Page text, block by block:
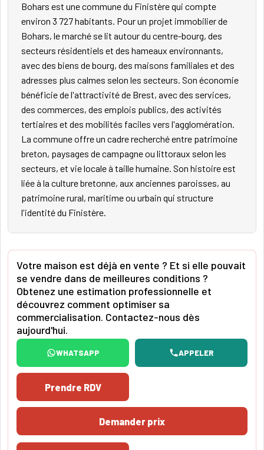
Bohars est une commune du Finistère qui compte
environ 3 727 habitants. Pour un projet immobilier de
Bohars, le marché se lit autour du centre-bourg, des
secteurs résidentiels et des hameaux environnants,
avec des biens de bourg, des maisons familiales et des
adresses plus calmes selon les secteurs. Son économie
bénéficie de l'attractivité de Brest, avec des services,
des commerces, des emplois publics, des activités
tertiaires et des mobilités faciles vers l'agglomération.
La commune offre un cadre recherché entre patrimoine
breton, paysages de campagne ou littoraux selon les
secteurs, et vie locale à taille humaine. Son histoire est
liée à la culture bretonne, aux anciennes paroisses, au
patrimoine rural, maritime ou urbain qui structure
l'identité du Finistère.
Votre maison est déjà en vente ? Et si elle pouvait
se vendre dans de meilleures conditions ?
Obtenez une estimation professionnelle et
découvrez comment optimiser sa
commercialisation. Contactez-nous dès
aujourd'hui.
WHATSAPP APPELER
Prendre RDV
Demander prix